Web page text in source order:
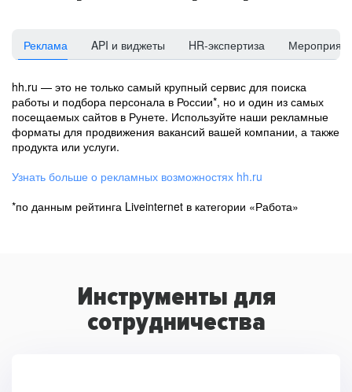
Реклама API и виджеты HR-экспертиза
hh.ru — это не только самый крупный сервис для поиска
работы и подбора персонала в России*, но и один из самых
посещаемых сайтов в Рунете. Используйте наши рекламные
форматы для продвижения вакансий вашей компании, а также
продукта или услуги.
Узнать больше о рекламных возможностях hh.ru
*по данным рейтинга Liveinternet в категории «Работа»
Инструменты для
сотрудничества